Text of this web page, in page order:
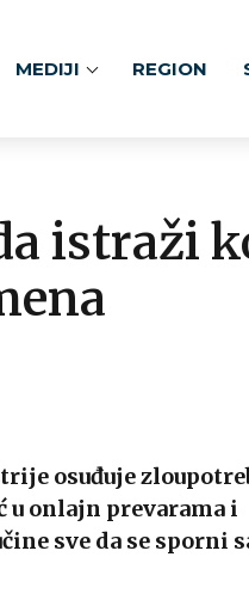
MEDIJI REGION
istraži
osuđuje
onlajn prevarama i
sve da se sporni